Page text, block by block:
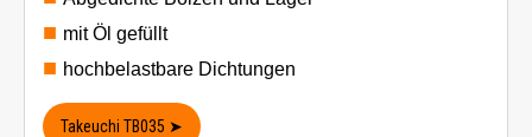
mit Öl gefüllt
hochbelastbare Dichtungen
Takeuchi TB035 ➤